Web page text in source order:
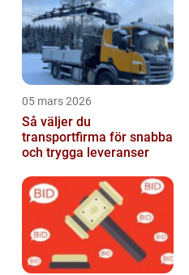
05 mars 2026
Så väljer du
transportfirma för snabba
och trygga leveranser